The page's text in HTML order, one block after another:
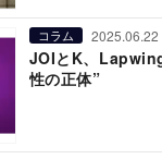
コラム 2025.06.22
JOIとK、
性の正体”